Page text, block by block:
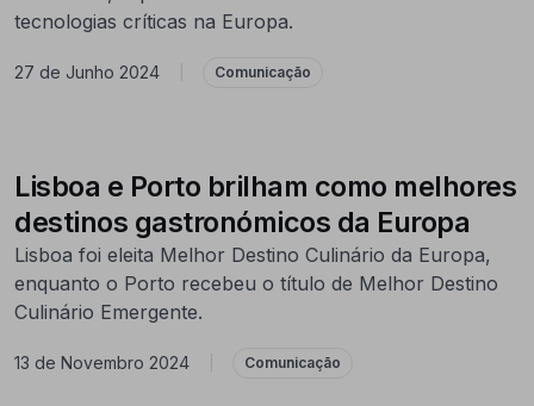
tecnologias críticas na Europa.
27 de Junho 2024 Comunicação
Lisboa e Porto brilham como melhores
destinos gastronómicos da Europa
Lisboa foi eleita Melhor Destino Culinário da Europa,
enquanto o Porto recebeu o título de Melhor Destino
Culinário Emergente.
13 de Novembro 2024 Comunicação